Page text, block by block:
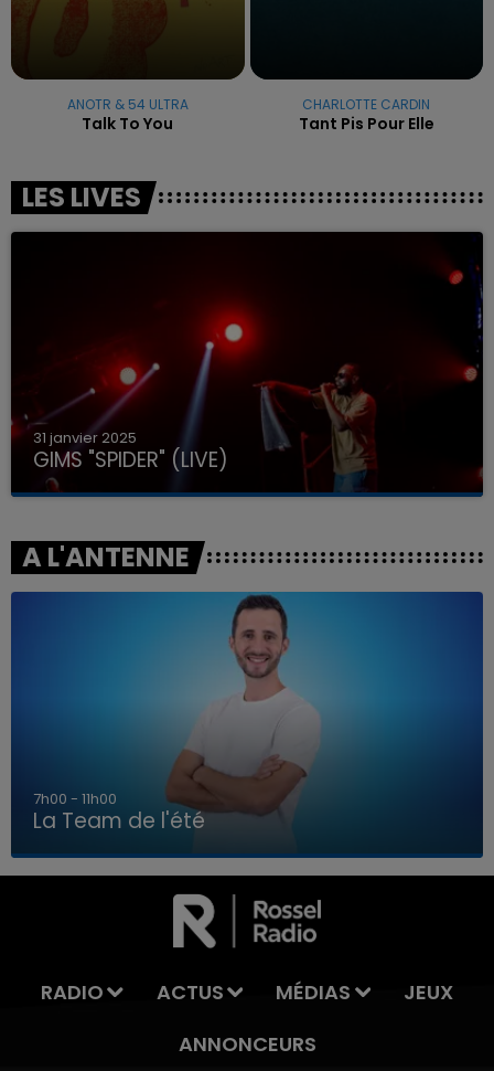
LA TEAM DE L'ÉTÉ
ANOTR & 54 ULTRA
Talk To You
CHARLOTTE CARDIN
Tant Pis Pour Elle
LES LIVES
31 janvier 2025
GIMS "SPIDER" (LIVE)
A L'ANTENNE
7h00 - 11h00
La Team de l'été
RADIO ACTUS MÉDIAS
JEUX
ANNONCEURS